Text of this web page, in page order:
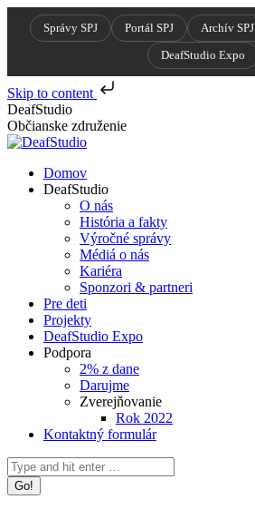
Správy SPJ Portál SPJ Archív SPJ
DeafStudio Expo
Skip to content
Skip
to
content
DeafStudio
Občianske združenie
Domov
DeafStudio
O nás
História a fakty
Výročné správy
Médiá o nás
Kariéra
Sponzori & partneri
Pre deti
Projekty
DeafStudio Expo
Podpora
2% z dane
Darujme
Zverejňovanie
Rok 2022
Kontaktný formulár
Search: